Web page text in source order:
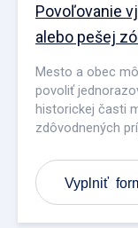
Povoľovanie
alebo pešej
Mesto a obec
povoliť
historickej časti
zdôvodnených
Vyplniť